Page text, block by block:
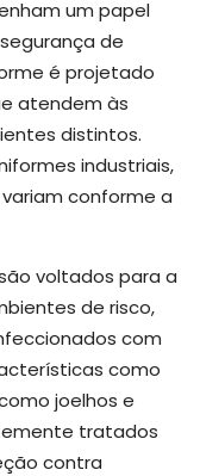
um papel
de
é projetado
atendem às
distintos.
industriais,
conforme a
voltados para a
de risco,
com
como
joelhos e
tratados
contra